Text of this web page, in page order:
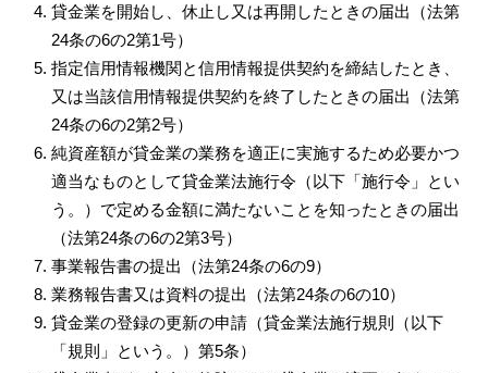
貸金業を開始し、休止し又は再開したときの届出（法第
24条の6の2第1号）
指定信用情報機関と信用情報提供契約を締結したとき、
又は当該信用情報提供契約を終了したときの届出（法第
24条の6の2第2号）
純資産額が貸金業の業務を適正に実施するため必要かつ
適当なものとして貸金業法施行令（以下「施行令」とい
う。）で定める金額に満たないことを知ったときの届出
（法第24条の6の2第3号）
事業報告書の提出（法第24条の6の9）
業務報告書又は資料の提出（法第24条の6の10）
貸金業の登録の更新の申請（貸金業法施行規則（以下
「規則」という。）第5条）